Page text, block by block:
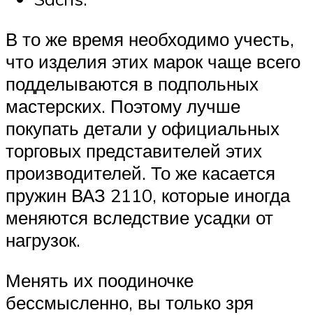
В то же время необходимо учесть,
что изделия этих марок чаще всего
подделываются в подпольных
мастерских. Поэтому лучше
покупать детали у официальных
торговых представителей этих
производителей. То же касается
пружин ВАЗ 2110, которые иногда
меняются вследствие усадки от
нагрузок.
Менять их поодиночке
бессмысленно, вы только зря